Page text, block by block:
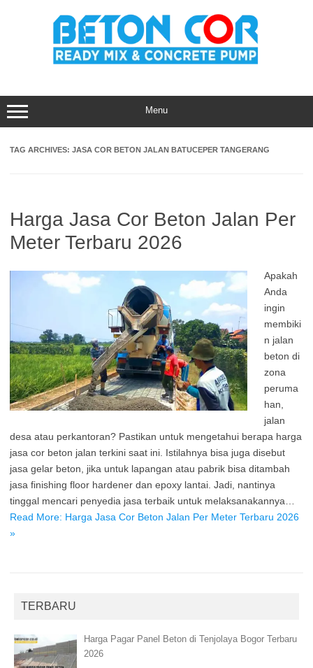
Menu
TAG ARCHIVES: JASA COR BETON JALAN BATUCEPER TANGERANG
Harga Jasa Cor Beton Jalan Per
Meter Terbaru 2026
Apakah
Anda
ingin
membiki
n jalan
beton di
zona
peruma
han,
jalan
desa atau perkantoran? Pastikan untuk mengetahui berapa harga
jasa cor beton jalan terkini saat ini. Istilahnya bisa juga disebut
jasa gelar beton, jika untuk lapangan atau pabrik bisa ditambah
jasa finishing floor hardener dan epoxy lantai. Jadi, nantinya
tinggal mencari penyedia jasa terbaik untuk melaksanakannya…
Read More: Harga Jasa Cor Beton Jalan Per Meter Terbaru 2026
»
TERBARU
Harga Pagar Panel Beton di Tenjolaya Bogor Terbaru
2026